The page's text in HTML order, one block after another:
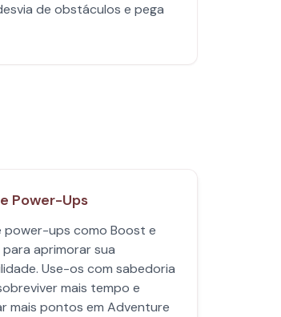
de obstáculos e pega
Power-Ups
power-ups como Boost e
para aprimorar sua
Use-os com sabedoria
mais tempo e
mais pontos em Adventure